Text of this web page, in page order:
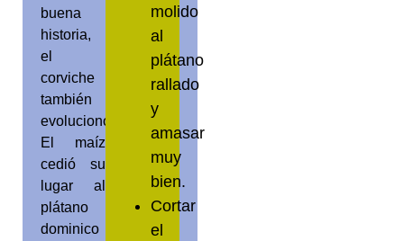
buena
historia,
el
corviche
también
evolucionó.
El maíz
cedió su
lugar al
plátano
dominico
molido
al
plátano
rallado
y
amasar
muy
bien.
Cortar
el